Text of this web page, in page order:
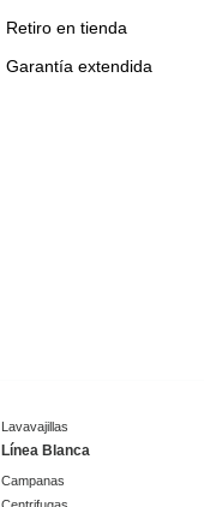
Retiro en tienda
Garantía extendida
Lavavajillas
Línea Blanca
Campanas